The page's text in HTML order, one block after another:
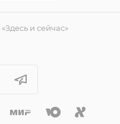
и сейчас»